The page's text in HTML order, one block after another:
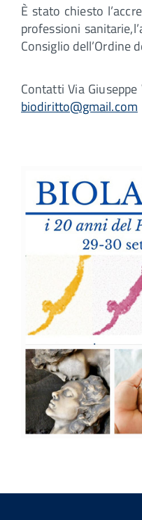
È stato chiesto
professioni
Consiglio dell’Ordine
Contatti Via
biodiritto@gmail.com